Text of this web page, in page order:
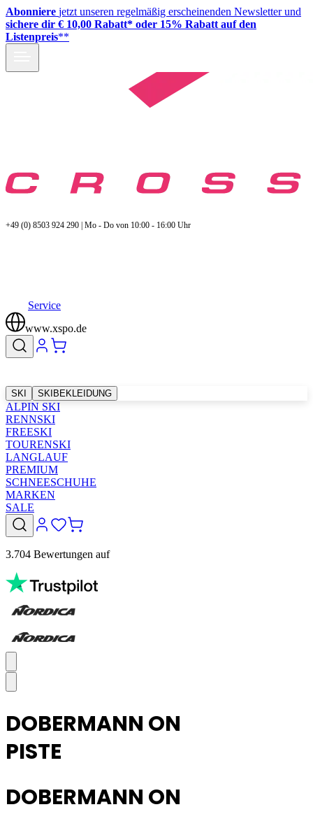
Abonniere jetzt unseren regelmäßig erscheinenden Newsletter und
sichere dir € 10,00 Rabatt* oder 15% Rabatt auf den
Listenpreis**
+49 (0) 8503 924 290 | Mo - Do von 10:00 - 16:00 Uhr
Service
www.xspo.de
SKI SKIBEKLEIDUNG
ALPIN SKI
RENNSKI
FREESKI
TOURENSKI
LANGLAUF
PREMIUM
SCHNEESCHUHE
MARKEN
SALE
3.704 Bewertungen auf
DOBERMANN ON
PISTE
DOBERMANN ON